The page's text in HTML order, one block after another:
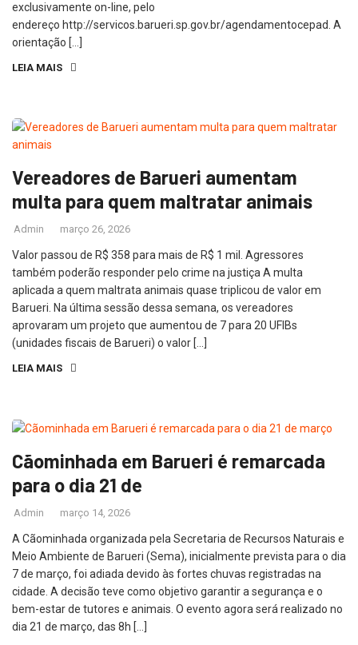
exclusivamente on-line, pelo
endereço http://servicos.barueri.sp.gov.br/agendamentocepad. A
orientação […]
LEIA MAIS
Vereadores de Barueri aumentam
multa para quem maltratar animais
Admin março 26, 2026
Valor passou de R$ 358 para mais de R$ 1 mil. Agressores
também poderão responder pelo crime na justiça A multa
aplicada a quem maltrata animais quase triplicou de valor em
Barueri. Na última sessão dessa semana, os vereadores
aprovaram um projeto que aumentou de 7 para 20 UFIBs
(unidades fiscais de Barueri) o valor […]
LEIA MAIS
Cãominhada em Barueri é remarcada
para o dia 21 de
Admin março 14, 2026
A Cãominhada organizada pela Secretaria de Recursos Naturais e
Meio Ambiente de Barueri (Sema), inicialmente prevista para o dia
7 de março, foi adiada devido às fortes chuvas registradas na
cidade. A decisão teve como objetivo garantir a segurança e o
bem-estar de tutores e animais. O evento agora será realizado no
dia 21 de março, das 8h […]